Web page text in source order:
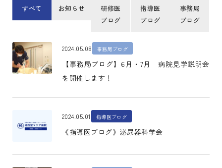
すべて お知らせ
研修医
ブログ
指導医
ブログ
事務局
ブログ
2024.05.08 事務局ブログ
【事務局ブログ】6月・7月 病院見学説明会
を開催します！
2024.05.01 指導医ブログ
《指導医ブログ》泌尿器科学会